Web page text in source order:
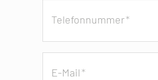
Telefonnummer*
E-Mail*